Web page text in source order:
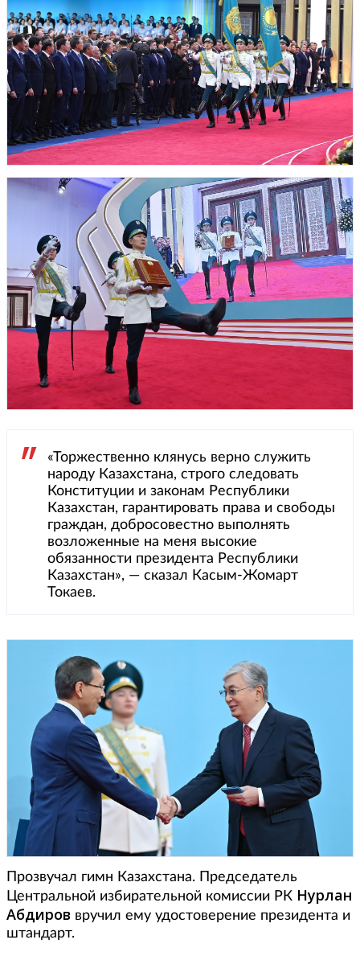
«Торжественно клянусь верно служить
народу Казахстана, строго следовать
Конституции и законам Республики
Казахстан, гарантировать права и свободы
граждан, добросовестно выполнять
возложенные на меня высокие
обязанности президента Республики
Казахстан», — сказал Касым-Жомарт
Токаев.
Прозвучал гимн Казахстана. Председатель
Центральной избирательной комиссии РК Нурлан
Абдиров вручил ему удостоверение президента и
штандарт.